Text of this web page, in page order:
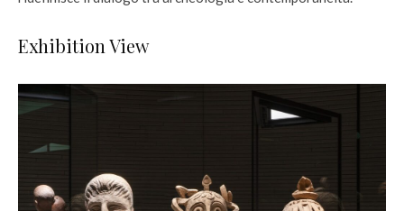
Exhibition View